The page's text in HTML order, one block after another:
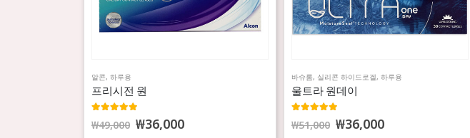
알콘, 하루용
프리시전 원
out of 5
₩49,000 ₩36,000
바슈롬, 실리콘 하이드로겔, 하루용
울트라 원데이
out of 5
₩51,000 ₩36,000